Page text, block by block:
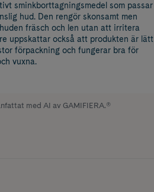
sminkborttagningsmedel som passar
hud. Den rengör skonsamt men
fräsch och len utan att irritera
uppskattar också att produkten är lätt
förpackning och fungerar bra för
vuxna.
med AI av GAMIFIERA.®